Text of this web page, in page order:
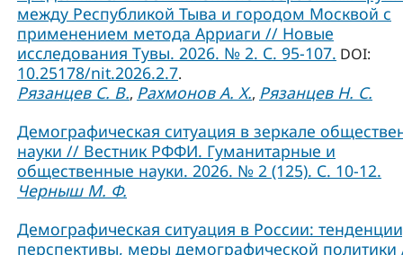
между Республикой Тыва и городом Москвой с
применением метода Арриаги // Новые
исследования Тувы. 2026. № 2. С. 95-107. DOI:
10.25178/nit.2026.2.7.
Рязанцев С. В., Рахмонов А. Х., Рязанцев Н. С.
Демографическая ситуация в зеркале
науки // Вестник РФФИ. Гуманитарные и
общественные науки. 2026. № 2 (125). С. 10-12.
Черныш М. Ф.
Демографическая ситуация в России:
перспективы, меры демографической